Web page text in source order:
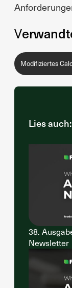
Modifiziertes
Lies auch:
38.
Newsletter